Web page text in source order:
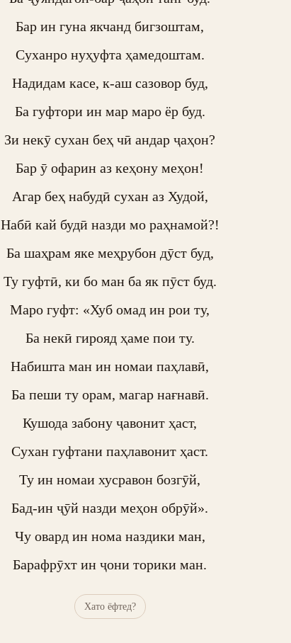
Бар ин гуна якчанд бигзоштам,
Суханро нуҳуфта ҳамедоштам.
Надидам касе, к-аш сазовор буд,
Ба гуфтори ин мар маро ёр буд.
Зи некӯ сухан беҳ чӣ андар ҷаҳон?
Бар ӯ офарин аз кеҳону меҳон!
Агар беҳ набудӣ сухан аз Худой,
Набӣ кай будӣ назди мо раҳнамой?!
Ба шаҳрам яке меҳрубон дӯст буд,
Ту гуфтӣ, ки бо ман ба як пӯст буд.
Маро гуфт: «Хуб омад ин рои ту,
Ба некӣ гирояд ҳаме пои ту.
Набишта ман ин номаи паҳлавӣ,
Ба пеши ту орам, магар нағнавӣ.
Кушода забону ҷавонит ҳаст,
Сухан гуфтани паҳлавонит ҳаст.
Ту ин номаи хусравон бозгӯй,
Бад-ин ҷӯй назди меҳон обрӯй».
Чу овард ин нома наздики ман,
Барафрӯхт ин ҷони торики ман.
Хато ёфтед?